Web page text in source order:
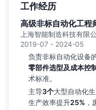
工作经历
高级非标自动化工程
上海智能制造科技有限
2019-07 - 2024-05
负责非标自动化设备
零部件选型及成本控
术标准。
主导3个大型自动化
生产效率提升25% ，